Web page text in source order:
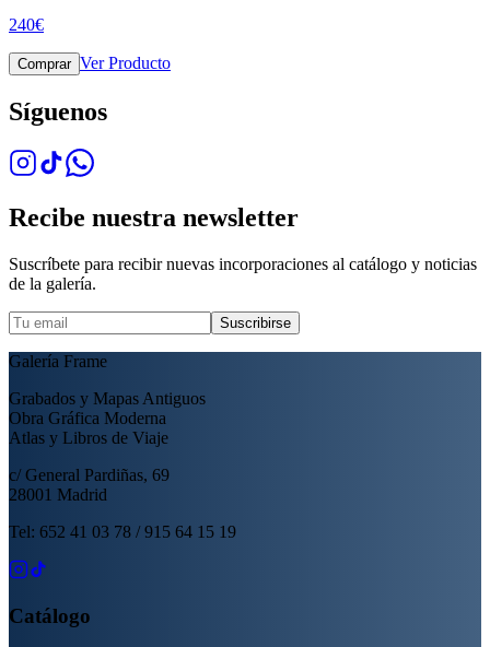
240€
Comprar Ver Producto
Síguenos
Recibe nuestra newsletter
Suscríbete para recibir nuevas incorporaciones al catálogo y noticias
de la galería.
Suscribirse
Galería Frame
Grabados y Mapas Antiguos
Obra Gráfica Moderna
Atlas y Libros de Viaje
c/ General Pardiñas, 69
28001 Madrid
Tel: 652 41 03 78 / 915 64 15 19
Catálogo